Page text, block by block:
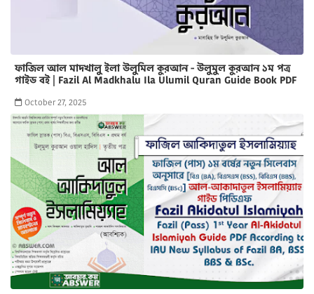
ফাজিল আল মাদখালু ইলা উলুমিল কুরআন - উলুমুল কুরআন ১ম পত্র
গাইড বই | Fazil Al Madkhalu Ila Ulumil Quran Guide Book PDF
October 27, 2025